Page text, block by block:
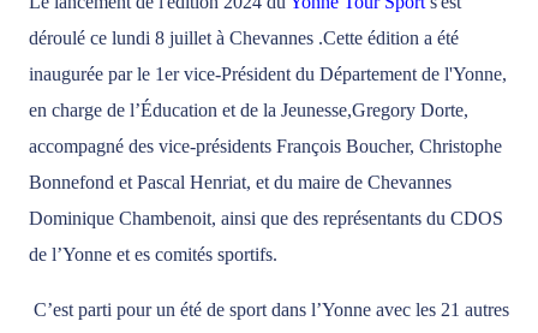
déroulé ce lundi 8 juillet à Chevannes .Cette édition a été
inaugurée par le 1er vice-Président du Département de l'Yonne,
en charge de l’Éducation et de la Jeunesse,Gregory Dorte,
accompagné des vice-présidents François Boucher, Christophe
Bonnefond et Pascal Henriat, et du maire de Chevannes
Dominique Chambenoit, ainsi que des représentants du CDOS
de l’Yonne et es comités sportifs.
C’est parti pour un été de sport dans l’Yonne avec les 21 autres